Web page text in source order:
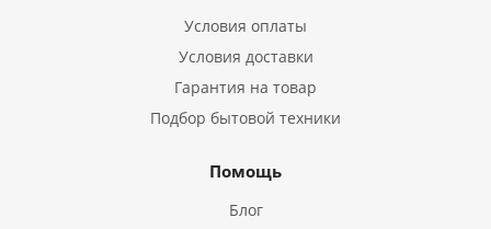
Условия оплаты
Условия доставки
Гарантия на товар
Подбор бытовой техники
Помощь
Блог